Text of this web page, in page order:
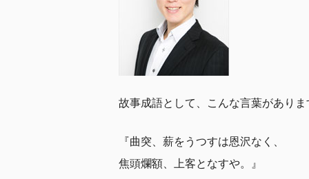
故事成語として、こんな言葉がありま
『曲突、薪をうつすは恩沢なく、
焦頭爛額、上客となすや。』